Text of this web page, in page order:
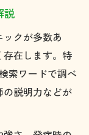
工夫
ア実践法
と対策法
ケア方法
果的な根拠
げる技術
説
クが多数あ
存在します。特
索ワードで調べ
の説明力などが